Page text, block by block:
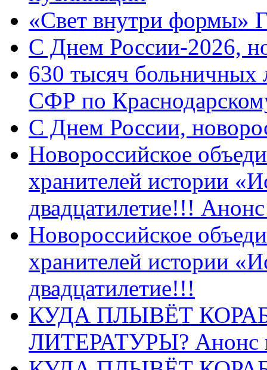
«Свет внутри формы»
C Днем России-2026,
630 тысяч больничных
СФР по
C Днем России,
Новороссийское
хранителей истории
двадцатилетие!!!
Новороссийское
хранителей истории
двадцатилетие!!!
КУДА ПЛЫВЁТ
ЛИТЕРАТУРЫ? Анонс